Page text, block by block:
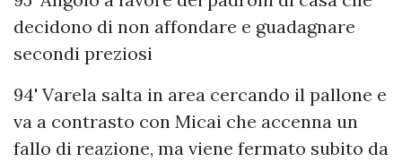
decidono di non affondare e guadagnare
secondi preziosi
94' Varela salta in area cercando il pallone e
va a contrasto con Micai che accenna un
fallo di reazione, ma viene fermato subito da